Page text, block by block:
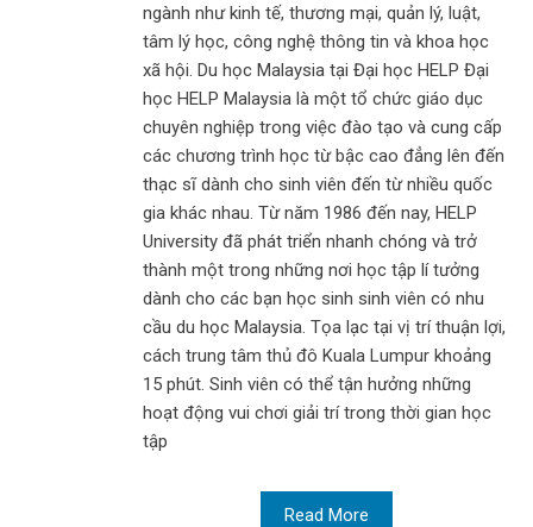
ngành như kinh tế, thương mại, quản lý, luật,
tâm lý học, công nghệ thông tin và khoa học
xã hội. Du học Malaysia tại Đại học HELP Đại
học HELP Malaysia là một tổ chức giáo dục
chuyên nghiệp trong việc đào tạo và cung cấp
các chương trình học từ bậc cao đẳng lên đến
thạc sĩ dành cho sinh viên đến từ nhiều quốc
gia khác nhau. Từ năm 1986 đến nay, HELP
University đã phát triển nhanh chóng và trở
thành một trong những nơi học tập lí tưởng
dành cho các bạn học sinh sinh viên có nhu
cầu du học Malaysia. Tọa lạc tại vị trí thuận lợi,
cách trung tâm thủ đô Kuala Lumpur khoảng
15 phút. Sinh viên có thể tận hưởng những
hoạt động vui chơi giải trí trong thời gian học
tập
Read More